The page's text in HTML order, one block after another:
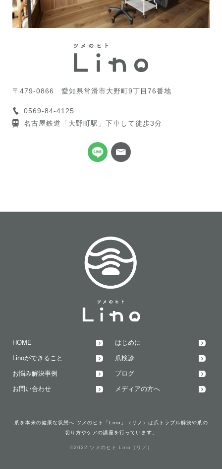
〒479-0866 愛知県常滑市大野町9丁目76番地
0569-84-4125
名古屋鉄道「大野町駅」下車して徒歩3分
HOME はじめに
Linoができること 爪検診
お悩み解決事例 ブログ
お問い合わせ メディアの方へ
爪を本来の健康な状態へ ツメのヒト「Lino」（リノ）は爪トラブル解決や爪の
切り方やケアの講座を行っています。
©2022 ツメのヒト Lino（リノ）